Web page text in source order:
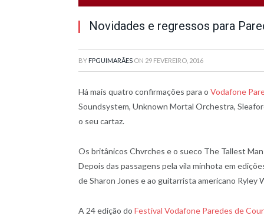
Novidades e regressos para
BY FPGUIMARÃES ON 29 FEVEREIRO, 2016
Há mais quatro confirmações para o Vodafone
Soundsystem, Unknown Mortal Orchestra,
o seu cartaz.
Os britânicos Chvrches e o sueco The Tallest
Depois das passagens pela vila minhota em
de Sharon Jones e ao guitarrista americano Ryley
A 24 edição do Festival Vodafone Paredes de